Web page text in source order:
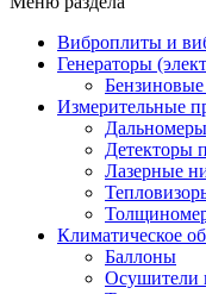
Виброплиты и
Генераторы
Измерительные
Дальномеры
Детекторы
Лазерные
Климатическое
Баллоны
Осушители